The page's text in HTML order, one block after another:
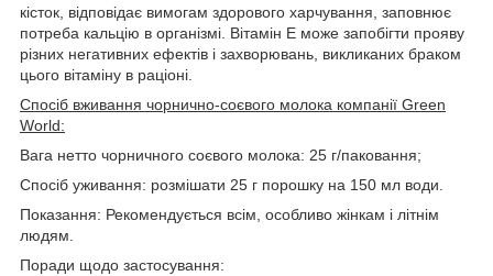
кісток, відповідає вимогам здорового харчування, заповнює
потреба кальцію в організмі. Вітамін Е може запобігти прояву
різних негативних ефектів і захворювань, викликаних браком
цього вітаміну в раціоні.
Спосіб вживання чорнично-соєвого молока компанії Green
World:
Вага нетто чорничного соєвого молока: 25 г/паковання;
Спосіб уживання: розмішати 25 г порошку на 150 мл води.
Показання: Рекомендується всім, особливо жінкам і літнім
людям.
Поради щодо застосування: